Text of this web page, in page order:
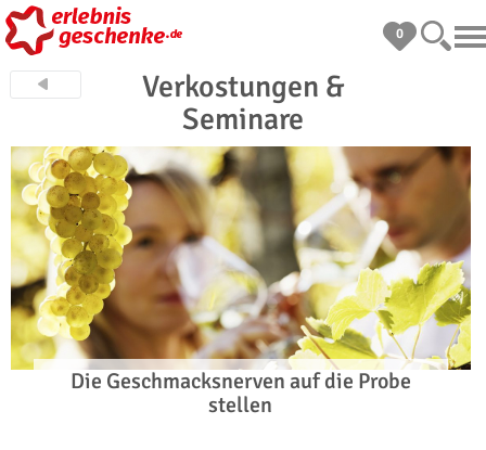
0
Verkostungen &
Seminare
Die Geschmacksnerven auf die Probe
stellen